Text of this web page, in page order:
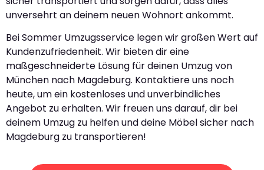
unversehrt an deinem neuen Wohnort ankommt.
Bei Sommer Umzugsservice legen wir großen Wert auf
Kundenzufriedenheit. Wir bieten dir eine
maßgeschneiderte Lösung für deinen Umzug von
München nach Magdeburg. Kontaktiere uns noch
heute, um ein kostenloses und unverbindliches
Angebot zu erhalten. Wir freuen uns darauf, dir bei
deinem Umzug zu helfen und deine Möbel sicher nach
Magdeburg zu transportieren!